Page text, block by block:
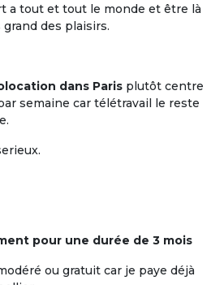
a tout et tout le monde et être là
des plaisirs.
dans Paris plutôt centre
semaine car télétravail le reste
pour une durée de 3 mois
ou gratuit car je paye déjà